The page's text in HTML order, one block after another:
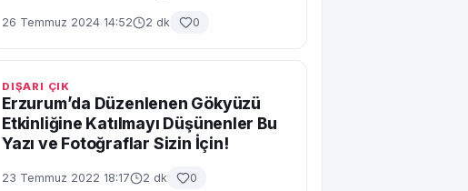
26 Temmuz 2024 14:52 2 dk 0
DIŞARI ÇIK
Erzurum’da Düzenlenen Gökyüzü
Etkinliğine Katılmayı Düşünenler Bu
Yazı ve Fotoğraflar Sizin İçin!
23 Temmuz 2022 18:17 2 dk 0